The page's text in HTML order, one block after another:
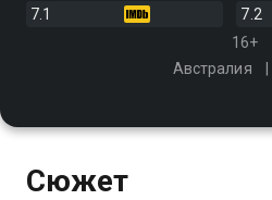
7.1
7.2
16+
Австралия
Сюжет